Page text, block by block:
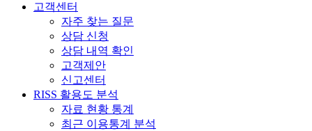
고객센터
자주 찾는 질문
상담 신청
상담 내역 확인
고객제안
신고센터
RISS 활용도 분석
자료 현황 통계
최근 이용통계 분석